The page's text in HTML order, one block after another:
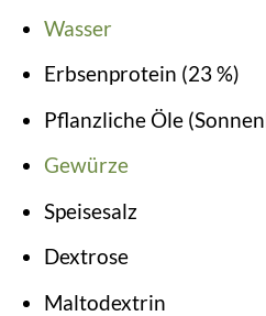
Wasser
Erbsenprotein (23 %)
Pflanzliche Öle
Gewürze
Speisesalz
Dextrose
Maltodextrin